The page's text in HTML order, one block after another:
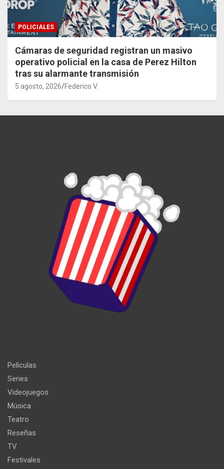
POLICIALES
Cámaras de seguridad registran un masivo
operativo policial en la casa de Perez Hilton
tras su alarmante transmisión
5 agosto, 2026 Federico V.
Películas
Series
Videojuegos
Música
Teatro
Reseñas
TV
Festivales